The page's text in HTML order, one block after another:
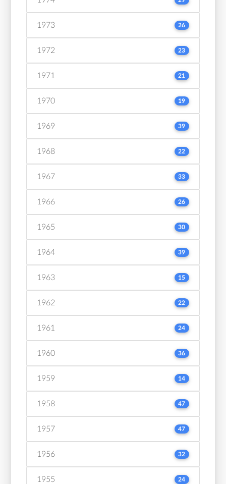
1973 26
1972 23
1971 21
1970 19
1969 39
1968 22
1967 33
1966 26
1965 30
1964 39
1963 15
1962 22
1961 24
1960 36
1959 14
1958 47
1957 47
1956 32
1955 24